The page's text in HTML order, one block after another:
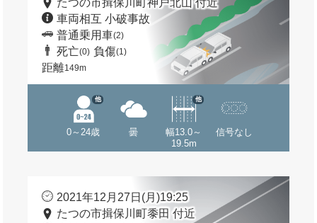
たつの市揖保川町神戸北山 付近
車両相互 小破事故
普通乗用車(2)
死亡(0) 負傷(1)
距離149m
0～24歳
他
曇
幅13.0～
19.5m
他
信号なし
2021年12月27日(月)19:25
たつの市揖保川町黍田 付近